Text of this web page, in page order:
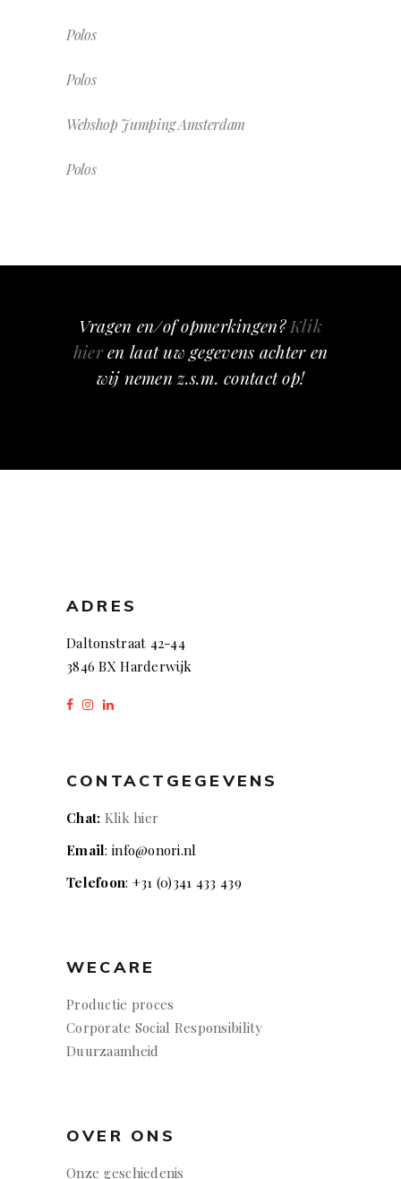
Polos
Polos
Webshop Jumping Amsterdam
Polos
Vragen en/of opmerkingen?Klik
hieren laat uw gegevens achter en
wij nemen z.s.m. contact op!
ADRES
Daltonstraat 42-44
3846 BX Harderwijk
CONTACTGEGEVENS
Chat: Klik hier
Email: info@onori.nl
Telefoon: +31 (0)341 433 439
WECARE
Productie proces
Corporate Social Responsibility
Duurzaamheid
OVER ONS
Onze geschiedenis